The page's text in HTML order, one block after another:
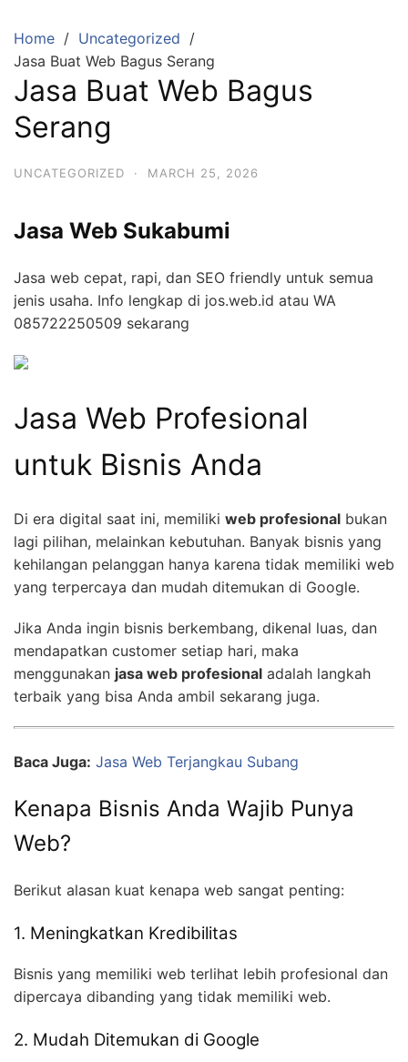
content
Home
Uncategorized
Jasa Buat Web Bagus Serang
Jasa Buat Web Bagus
Serang
UNCATEGORIZED · MARCH 25, 2026
Jasa Web Sukabumi
Jasa web cepat, rapi, dan SEO friendly untuk semua
jenis usaha. Info lengkap di jos.web.id atau WA
085722250509 sekarang
Jasa Web Profesional
untuk Bisnis Anda
Di era digital saat ini, memiliki web profesional bukan
lagi pilihan, melainkan kebutuhan. Banyak bisnis yang
kehilangan pelanggan hanya karena tidak memiliki web
yang terpercaya dan mudah ditemukan di Google.
Jika Anda ingin bisnis berkembang, dikenal luas, dan
mendapatkan customer setiap hari, maka
menggunakan jasa web profesional adalah langkah
terbaik yang bisa Anda ambil sekarang juga.
Baca Juga: Jasa Web Terjangkau Subang
Kenapa Bisnis Anda Wajib Punya
Web?
Berikut alasan kuat kenapa web sangat penting:
1. Meningkatkan Kredibilitas
Bisnis yang memiliki web terlihat lebih profesional dan
dipercaya dibanding yang tidak memiliki web.
2. Mudah Ditemukan di Google